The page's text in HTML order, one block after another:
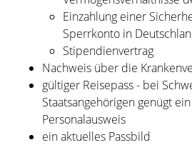
Einzahlung einer
Sperrkonto in
Stipendienvertrag
Nachweis über die
gültiger Reisepass - bei
Staatsangehörigen genügt
Personalausweis
ein aktuelles Passbild